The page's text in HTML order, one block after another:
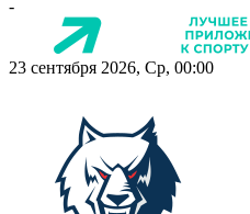
-
23 сентября 2026, Ср, 00:00